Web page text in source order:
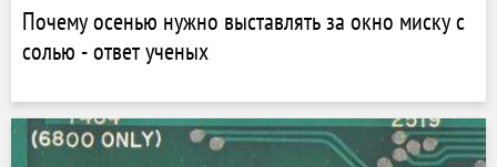
Почему осенью нужно выставлять за окно миску с
солью - ответ ученых